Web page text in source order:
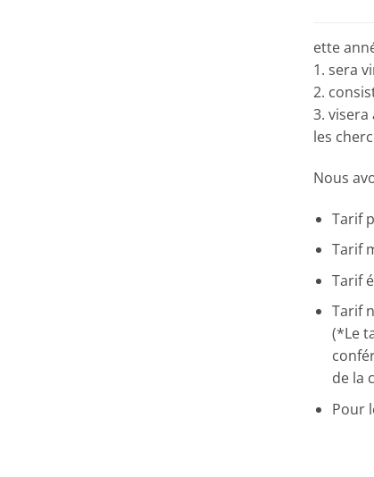
ette
1. sera
2.
3.
les
Nous
Tarif
Tarif
Tarif
Tarif
(*Le
de la
Pour